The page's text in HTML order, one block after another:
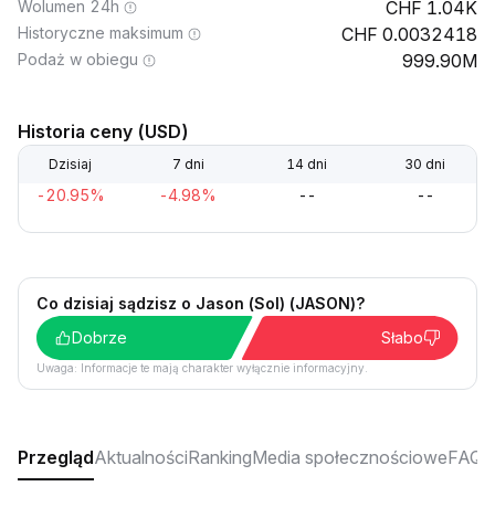
Wolumen 24h 1.04K
Historyczne maksimum 0.0032418
Podaż w obiegu 999.90M
Historia ceny (USD)
Dzisiaj 7 dni 14 dni 30 dni
-20.95% -4.98% -- --
Co dzisiaj sądzisz o Jason (Sol) (JASON)?
Dobrze
Słabo
Uwaga: Informacje te mają charakter wyłącznie informacyjny.
PrzeglądAktualnościRankingMedia społecznościoweFAQ